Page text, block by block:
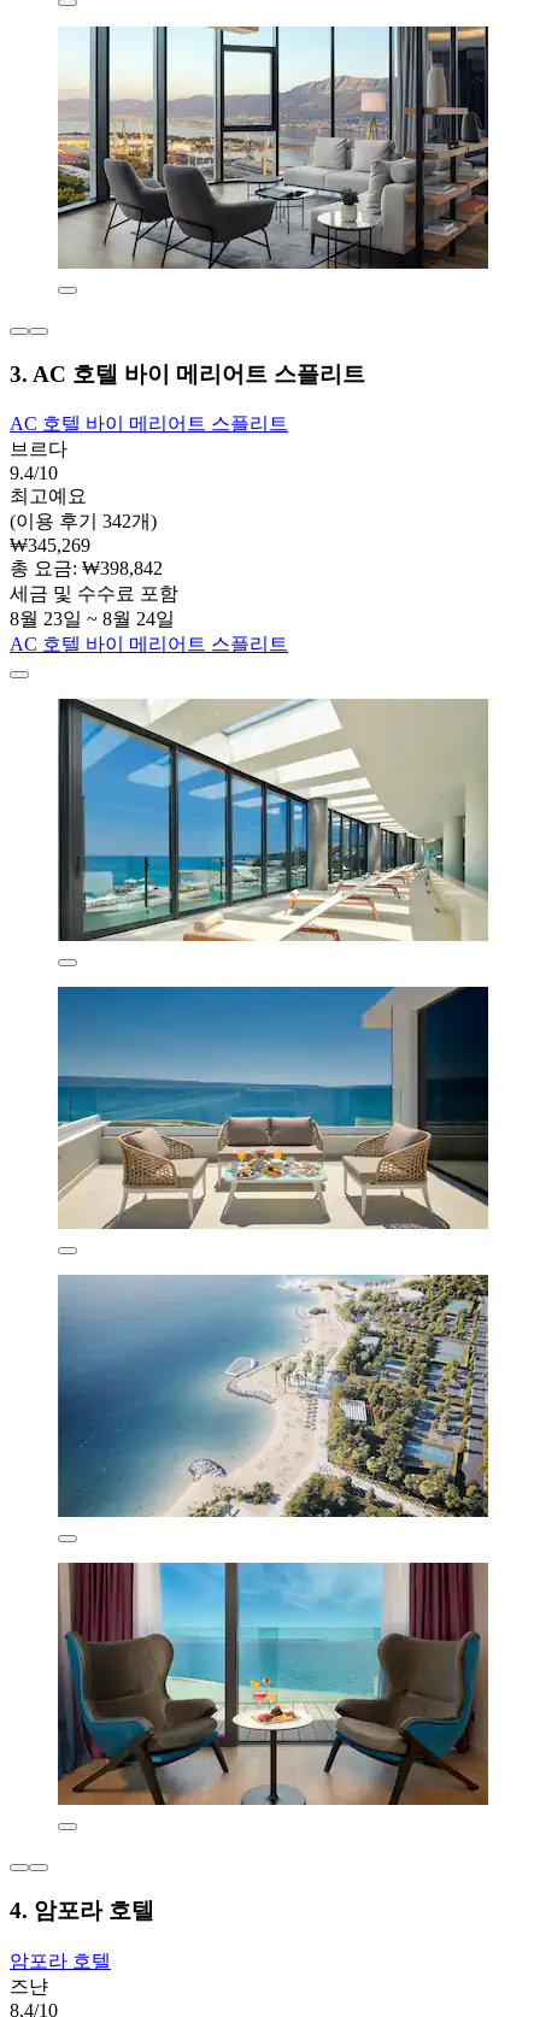
3. AC 호텔 바이 메리어트 스플리트
AC 호텔 바이 메리어트 스플리트
브르다
9.4/10
최고예요
(이용 후기 342개)
₩345,269
총 요금: ₩398,842
세금 및 수수료 포함
8월 23일 ~ 8월 24일
AC 호텔 바이 메리어트 스플리트
4. 암포라 호텔
암포라 호텔
즈냔
8.4/10